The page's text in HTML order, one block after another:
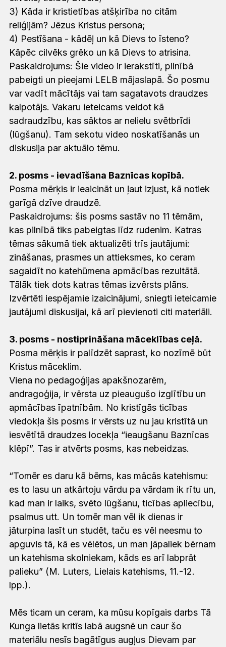
3) Kāda ir kristietības atšķirība no citām
reliģijām? Jēzus Kristus persona;
4) Pestīšana - kādēļ un kā Dievs to īsteno?
Kāpēc cilvēks grēko un kā Dievs to atrisina.
Paskaidrojums: Šie video ir ierakstīti, pilnībā
pabeigti un pieejami LELB mājaslapā. Šo posmu
var vadīt mācītājs vai tam sagatavots draudzes
kalpotājs. Vakaru ieteicams veidot kā
sadraudzību, kas sāktos ar nelielu svētbrīdi
(lūgšanu). Tam sekotu video noskatīšanās un
diskusija par aktuālo tēmu.
2. posms - ievadīšana Baznīcas kopībā.
Posma mērķis ir ieaicināt un ļaut izjust, kā notiek
garīgā dzīve draudzē.
Paskaidrojums: šis posms sastāv no 11 tēmām,
kas pilnībā tiks pabeigtas līdz rudenim. Katras
tēmas sākumā tiek aktualizēti trīs jautājumi:
zināšanas, prasmes un attieksmes, ko ceram
sagaidīt no katehūmena apmācības rezultātā.
Tālāk tiek dots katras tēmas izvērsts plāns.
Izvērtēti iespējamie izaicinājumi, sniegti ieteicamie
jautājumi diskusijai, kā arī pievienoti citi materiāli.
3. posms - nostiprināšana māceklības ceļā.
Posma mērķis ir palīdzēt saprast, ko nozīmē būt
Kristus māceklim.
Viena no pedagoģijas apakšnozarēm,
andragoģija, ir vērsta uz pieaugušo izglītību un
apmācības īpatnībām. No kristīgās ticības
viedokļa šis posms ir vērsts uz nu jau kristītā un
iesvētītā draudzes locekļa “ieaugšanu Baznīcas
klēpī”. Tas ir atvērts posms, kas nebeidzas.
“Tomēr es daru kā bērns, kas mācās katehismu:
es to lasu un atkārtoju vārdu pa vārdam ik rītu un,
kad man ir laiks, svēto lūgšanu, ticības apliecību,
psalmus utt. Un tomēr man vēl ik dienas ir
jāturpina lasīt un studēt, taču es vēl neesmu to
apguvis tā, kā es vēlētos, un man jāpaliek bērnam
un katehisma skolniekam, kāds es arī labprāt
palieku” (M. Luters, Lielais katehisms, 11.-12.
lpp.).
Mēs ticam un ceram, ka mūsu kopīgais darbs Tā
Kunga lietās kritīs labā augsnē un caur šo
materiālu nesīs bagātīgus augļus Dievam par